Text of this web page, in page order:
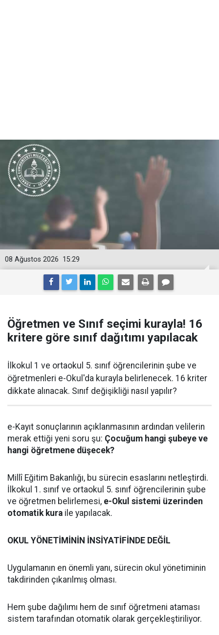
15:29
08 Ağustos 2026
Öğretmen ve Sınıf seçimi kurayla! 16
kritere göre sınıf dağıtımı yapılacak
İlkokul 1 ve ortaokul 5. sınıf öğrencilerinin şube ve
öğretmenleri e-Okul'da kurayla belirlenecek. 16 kriter
dikkate alınacak. Sınıf değişikliği nasıl yapılır?
e-Kayıt sonuçlarının açıklanmasının ardından velilerin
merak ettiği yeni soru şu: Çocuğum hangi şubeye ve
hangi öğretmene düşecek?
Millî Eğitim Bakanlığı, bu sürecin esaslarını netleştirdi.
İlkokul 1. sınıf ve ortaokul 5. sınıf öğrencilerinin şube
ve öğretmen belirlemesi, e-Okul sistemi üzerinden
otomatik kura ile yapılacak.
OKUL YÖNETİMİNİN İNSİYATİFİNDE DEĞİL
Uygulamanın en önemli yanı, sürecin okul yönetiminin
takdirinden çıkarılmış olması.
Hem şube dağılımı hem de sınıf öğretmeni ataması
sistem tarafından otomatik olarak gerçekleştiriliyor.